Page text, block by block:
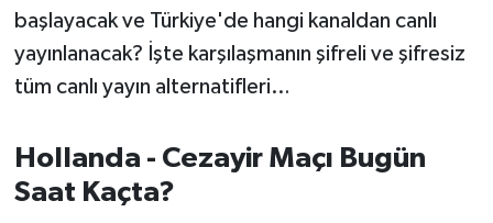
başlayacak ve Türkiye'de hangi kanaldan canlı
yayınlanacak? İşte karşılaşmanın şifreli ve şifresiz
tüm canlı yayın alternatifleri…
Hollanda - Cezayir Maçı Bugün
Saat Kaçta?
OLAY
OTOMOTİV
SAĞLIK